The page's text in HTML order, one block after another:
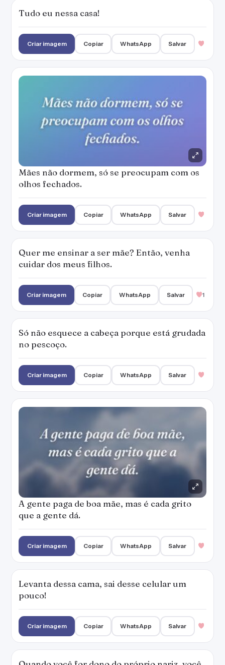
Tudo eu nessa casa!
Criar imagem Copiar WhatsApp Salvar
Mães não dormem, só se preocupam com os
olhos fechados.
Criar imagem Copiar WhatsApp Salvar
Quer me ensinar a ser mãe? Então, venha
cuidar dos meus filhos.
Criar imagem Copiar WhatsApp Salvar 1
Só não esquece a cabeça porque está grudada
no pescoço.
Criar imagem Copiar WhatsApp Salvar
A gente paga de boa mãe, mas é cada grito
que a gente dá.
Criar imagem Copiar WhatsApp Salvar
Levanta dessa cama, sai desse celular um
pouco!
Criar imagem Copiar WhatsApp Salvar